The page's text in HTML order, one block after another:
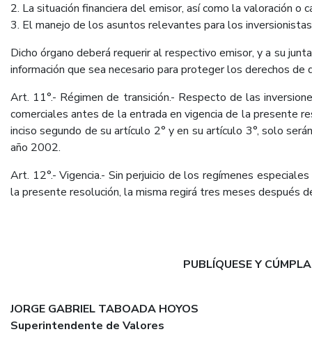
2. La situación financiera del emisor, así como la valoración o
3. El manejo de los asuntos relevantes para los
Dicho órgano deberá requerir al respectivo emisor, y a su
información que sea necesario para proteger los derechos de
Art. 11°.- Régimen de transición.- Respecto de las
comerciales antes de la entrada en vigencia de la presente
inciso segundo de su artículo 2° y en su artículo 3°, solo
año 2002.
Art. 12°.- Vigencia.- Sin perjuicio de los regímenes
la presente resolución, la misma regirá tres meses después
PUBLÍQUESE Y
JORGE GABRIEL TABOADA HOYOS
Superintendente de Valores